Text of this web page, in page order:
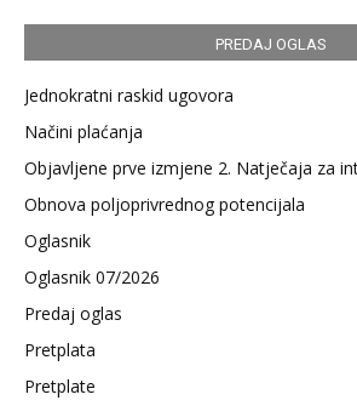
PREDAJ OGLAS
Jednokratni raskid ugovora
Načini plaćanja
Objavljene prve izmjene 2. Natječaja za
Obnova poljoprivrednog potencijala
Oglasnik
Oglasnik 07/2026
Predaj oglas
Pretplata
Pretplate